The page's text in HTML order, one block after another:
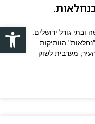
פתח
גורל ירושלים.
הוותיקות
מערבית לשוק